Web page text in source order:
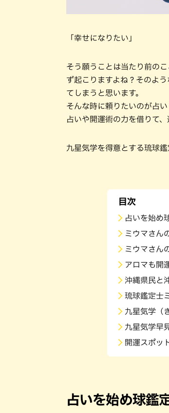
「幸せになりたい」
そう願うことは当たり前の
ず起こりますよね？そのよ
てしまうと思います。
そんな時に頼りたいのが占い
占いや開運術の力を借りて
九星気学を得意とする琉球
目次
占いを始め
ミウマさん
ミウマさん
アロマも開
沖縄県民と
琉球鑑定士
九星気学（
九星気学早
開運スポッ
占いを始め球鑑